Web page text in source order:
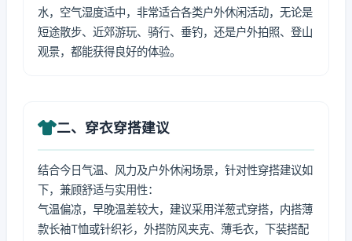
水，空气湿度适中，非常适合各类户外休闲活动，无论是
短途散步、近郊游玩、骑行、垂钓，还是户外拍照、登山
观景，都能获得良好的体验。
二、穿衣穿搭建议
结合今日气温、风力及户外休闲场景，针对性穿搭建议如
下，兼顾舒适与实用性：
气温偏凉，早晚温差较大，建议采用洋葱式穿搭，内搭薄
款长袖T恤或针织衫，外搭防风夹克、薄毛衣，下装搭配